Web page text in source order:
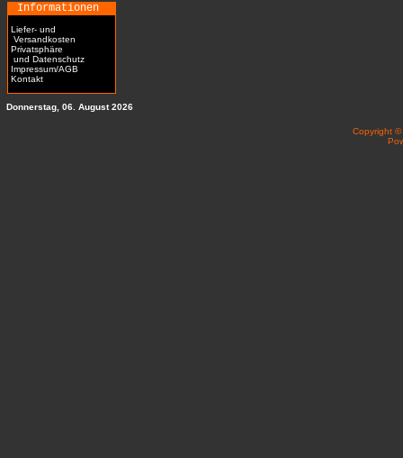
Informationen
Liefer- und
Versandkosten
Privatsphäre
und Datenschutz
Impressum/AGB
Kontakt
Donnerstag, 06. August 2026
Copyright